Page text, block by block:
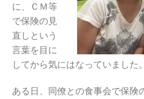
に、ＣＭ等
で保険の見
直しという
言葉を目に
してから気にはなっていました。
ある日、同僚との食事会で保険